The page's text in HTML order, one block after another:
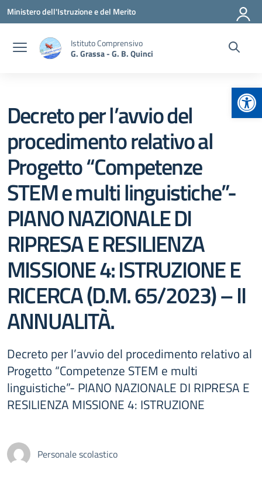
Vai ai contenuti
Vai al menu di navigazione
Vai al footer
Ministero dell'Istruzione e del Merito
Istituto Comprensivo
G. Grassa - G. B. Quinci
Decreto per l’avvio del
procedimento relativo al
Progetto “Competenze
STEM e multi linguistiche”-
PIANO NAZIONALE DI
RIPRESA E RESILIENZA
MISSIONE 4: ISTRUZIONE E
RICERCA (D.M. 65/2023) – II
ANNUALITÀ.
Decreto per l’avvio del procedimento relativo al
Progetto “Competenze STEM e multi
linguistiche”- PIANO NAZIONALE DI RIPRESA E
RESILIENZA MISSIONE 4: ISTRUZIONE
Personale scolastico